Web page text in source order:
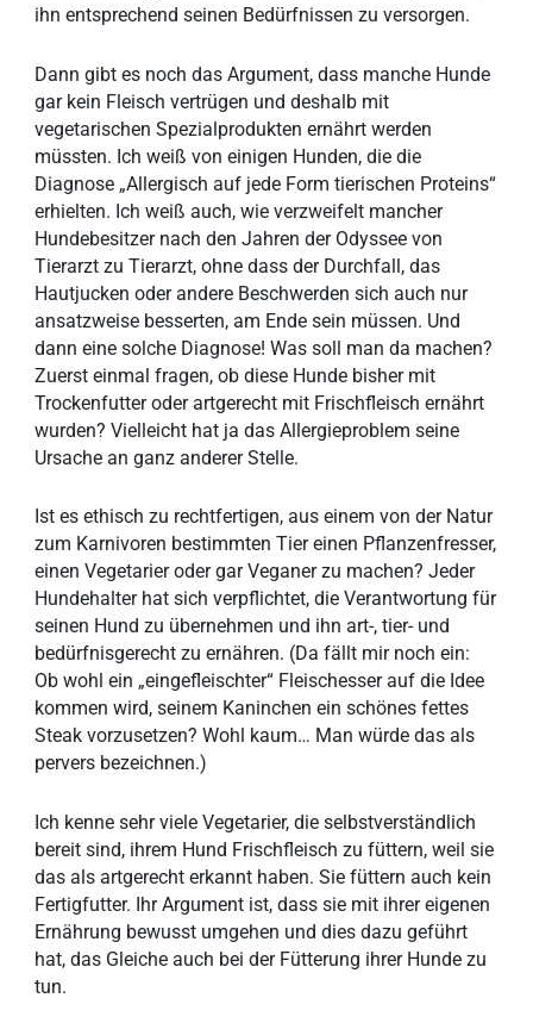
ihn entsprechend seinen Bedürfnissen zu versorgen.
Dann gibt es noch das Argument, dass manche Hunde
gar kein Fleisch vertrügen und deshalb mit
vegetarischen Spezialprodukten ernährt werden
müssten. Ich weiß von einigen Hunden, die die
Diagnose „Allergisch auf jede Form tierischen Proteins“
erhielten. Ich weiß auch, wie verzweifelt mancher
Hundebesitzer nach den Jahren der Odyssee von
Tierarzt zu Tierarzt, ohne dass der Durchfall, das
Hautjucken oder andere Beschwerden sich auch nur
ansatzweise besserten, am Ende sein müssen. Und
dann eine solche Diagnose! Was soll man da machen?
Zuerst einmal fragen, ob diese Hunde bisher mit
Trockenfutter oder artgerecht mit Frischfleisch ernährt
wurden? Vielleicht hat ja das Allergieproblem seine
Ursache an ganz anderer Stelle.
Ist es ethisch zu rechtfertigen, aus einem von der Natur
zum Karnivoren bestimmten Tier einen Pflanzenfresser,
einen Vegetarier oder gar Veganer zu machen? Jeder
Hundehalter hat sich verpflichtet, die Verantwortung für
seinen Hund zu übernehmen und ihn art-, tier- und
bedürfnisgerecht zu ernähren. (Da fällt mir noch ein:
Ob wohl ein „eingefleischter“ Fleischesser auf die Idee
kommen wird, seinem Kaninchen ein schönes fettes
Steak vorzusetzen? Wohl kaum… Man würde das als
pervers bezeichnen.)
Ich kenne sehr viele Vegetarier, die selbstverständlich
bereit sind, ihrem Hund Frischfleisch zu füttern, weil sie
das als artgerecht erkannt haben. Sie füttern auch kein
Fertigfutter. Ihr Argument ist, dass sie mit ihrer eigenen
Ernährung bewusst umgehen und dies dazu geführt
hat, das Gleiche auch bei der Fütterung ihrer Hunde zu
tun.